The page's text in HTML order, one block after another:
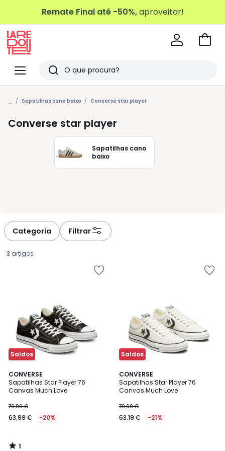
Remate Final até -50%,aproveitar!
Menu
Redoute
Pesquisar
Últimos
artigos
vistos
Ir
... Sapatilhas cano baixo Converse star player
Converse star player
Sapatilhas cano
baixo
Categoria Filtrar
3 artigos
Saldos
CONVERSE
Sapatilhas Star Player 76
Canvas Much Love
€
em
de
79.99 €
63.99 € -20%
1
/
5
1
Saldos
CONVERSE
Sapatilhas Star Player 76
Canvas Much Love
79.99 €
63.19 € -21%